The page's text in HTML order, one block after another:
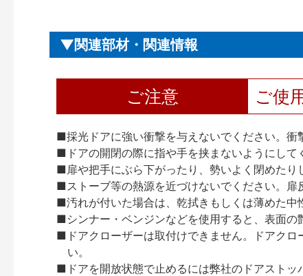
関連部材・関連情報
ご注意 ご使
■採光ドアに強い衝撃を与えないでください。衝
■ドアの開閉の際に指や手を挟まないようにして
■扉や把手にぶら下がったり、勢いよく閉めたり
■ストーブ等の熱源を近づけないでください。扉
■汚れが付いた場合は、乾拭きもしくは薄めた中
■シンナー・ベンジンなどを使用すると、表面
■ドアクローザーは取付けできません。ドアク
い。
■ドアを開放状態で止めるには弊社のドアスト